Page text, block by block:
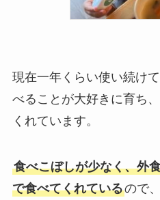
現在一年くらい使い続け
べることが大好きに育ち
くれています。
食べこぼしが少なく、外
で食べてくれているので